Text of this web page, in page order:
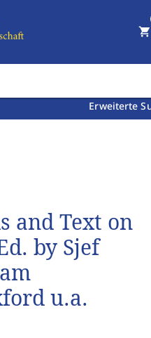
Erweiterte
shopping_cart
and Text on
by Sjef
u.a.